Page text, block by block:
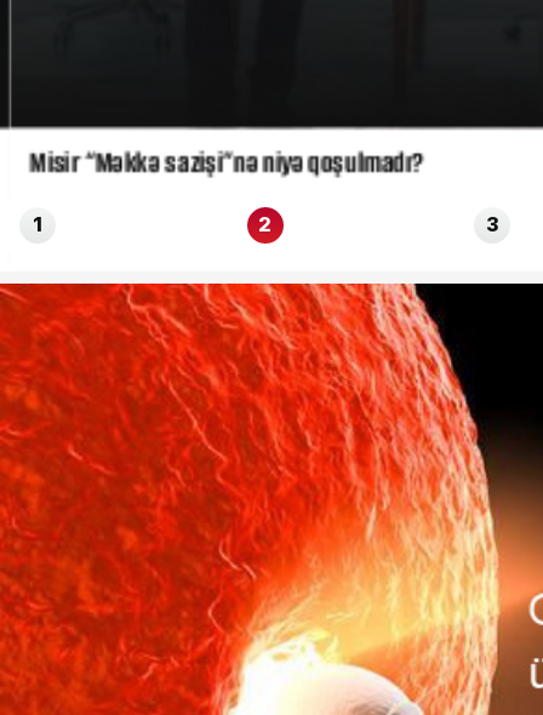
Misir “Məkkə sazişi”nə niyə qoşulmadı?
1 2 3